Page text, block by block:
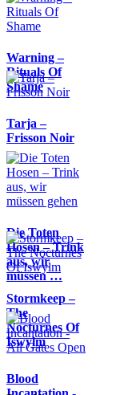
Warning –
Rituals Of
Shame
Tarja –
Frisson Noir
Die Toten
Hosen – Trink
aus, wir
müssen …
Stormkeep –
The
Nocturnes Of
Iswylm
Blood